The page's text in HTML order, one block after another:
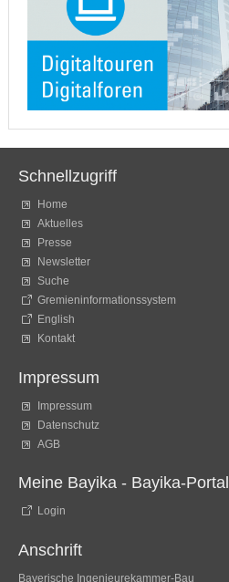
Schnellzugriff
Home
Aktuelles
Presse
Newsletter
Suche
Gremieninformationssystem
English
Kontakt
Impressum
Impressum
Datenschutz
AGB
Meine Bayika - Bayika-Portal
Login
Anschrift
Bayerische Ingenieurekammer-Bau